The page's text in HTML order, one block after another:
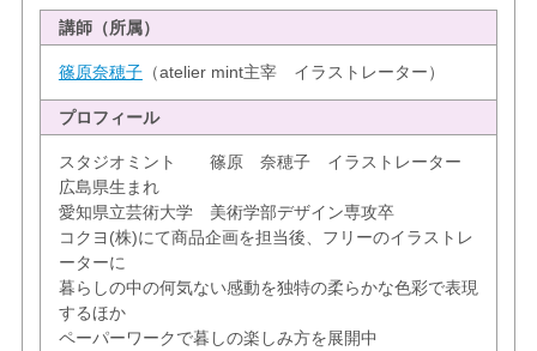
講師（所属）
篠原奈穂子（atelier mint主宰 イラストレーター）
プロフィール
スタジオミント 篠原 奈穂子 イラストレーター
広島県生まれ
愛知県立芸術大学 美術学部デザイン専攻卒
コクヨ(株)にて商品企画を担当後、フリーのイラストレ
ーターに
暮らしの中の何気ない感動を独特の柔らかな色彩で表現
するほか
ペーパーワークで暮しの楽しみ方を展開中